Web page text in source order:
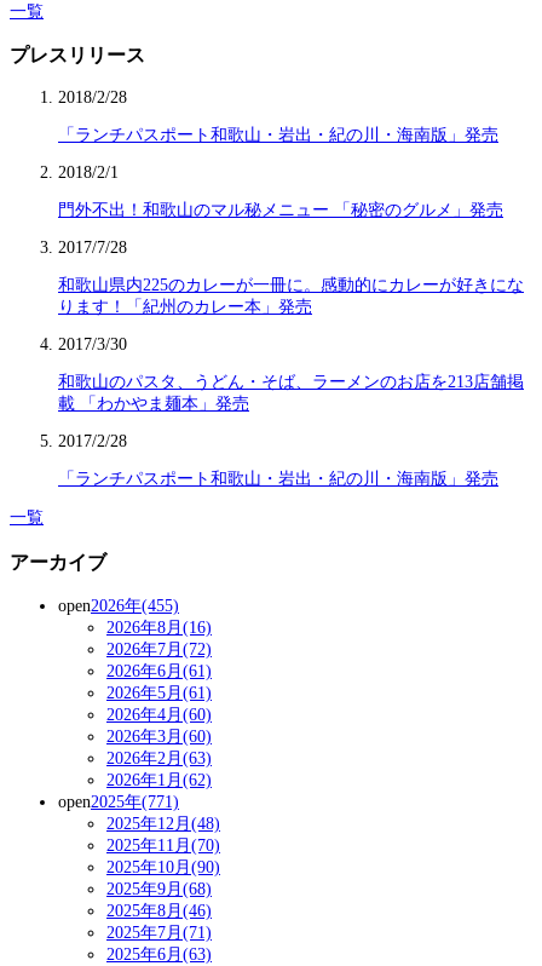
一覧
プレスリリース
2018/2/28
「ランチパスポート和歌山・岩出・紀の川・海南版」発売
2018/2/1
門外不出！和歌山のマル秘メニュー 「秘密のグルメ」発売
2017/7/28
和歌山県内225のカレーが一冊に。感動的にカレーが好きにな
ります！「紀州のカレー本」発売
2017/3/30
和歌山のパスタ、うどん・そば、ラーメンのお店を213店舗掲
載 「わかやま麺本」発売
2017/2/28
「ランチパスポート和歌山・岩出・紀の川・海南版」発売
一覧
アーカイブ
open2026年(455)
2026年8月(16)
2026年7月(72)
2026年6月(61)
2026年5月(61)
2026年4月(60)
2026年3月(60)
2026年2月(63)
2026年1月(62)
open2025年(771)
2025年12月(48)
2025年11月(70)
2025年10月(90)
2025年9月(68)
2025年8月(46)
2025年7月(71)
2025年6月(63)